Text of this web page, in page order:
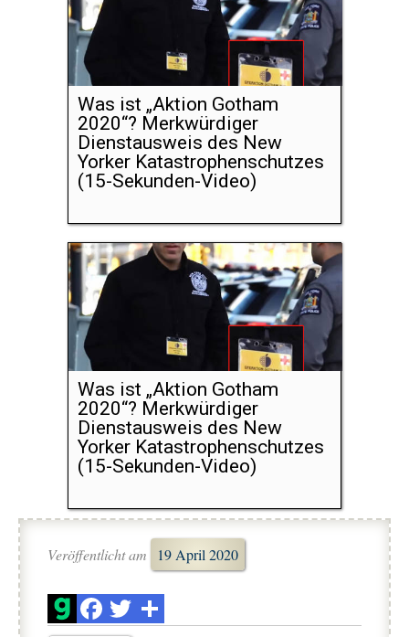
Was ist „Aktion Gotham
2020“? Merkwürdiger
Dienstausweis des New
Yorker Katastrophenschutzes
(15-Sekunden-Video)
Was ist „Aktion Gotham
2020“? Merkwürdiger
Dienstausweis des New
Yorker Katastrophenschutzes
(15-Sekunden-Video)
Veröffentlicht am 19 April 2020